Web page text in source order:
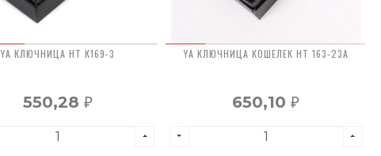
YA КЛЮЧНИЦА HT К169-3
550,28₽
YA КЛЮЧНИЦА КОШЕЛЕК HT 163-23A
650,10₽